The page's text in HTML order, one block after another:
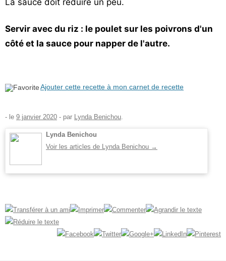
La sauce doit réduire un peu.
Servir avec du riz : le poulet sur les poivrons d'un
côté et la sauce pour napper de l'autre.
Ajouter cette recette à mon carnet de recette
- le 9 janvier 2020 - par Lynda Benichou
Lynda Benichou
Voir les articles de Lynda Benichou →